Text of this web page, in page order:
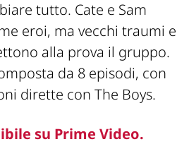
tutto. Cate e Sam
eroi, ma vecchi traumi e
alla prova il gruppo.
da 8 episodi, con
dirette con The Boys.
su Prime Video.